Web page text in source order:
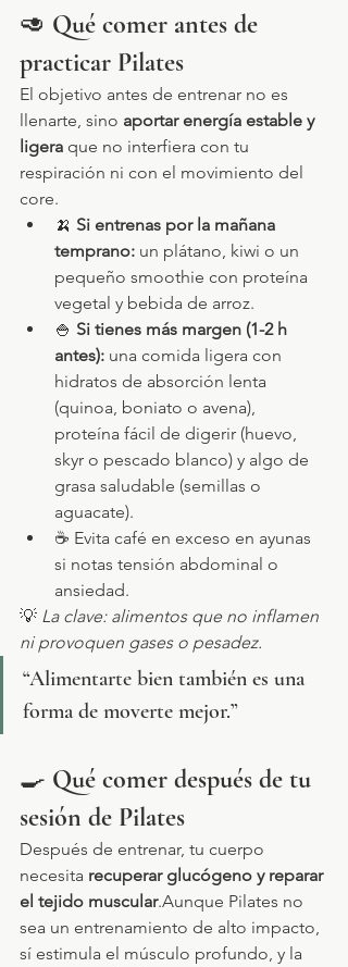
🥑 Qué comer antes de
practicar Pilates
El objetivo antes de entrenar no es
llenarte, sino aportar energía estable y
ligera que no interfiera con tu
respiración ni con el movimiento del
core.
🍌 Si entrenas por la mañana
temprano: un plátano, kiwi o un
pequeño smoothie con proteína
vegetal y bebida de arroz.
🍚 Si tienes más margen (1-2 h
antes): una comida ligera con
hidratos de absorción lenta
(quinoa, boniato o avena),
proteína fácil de digerir (huevo,
skyr o pescado blanco) y algo de
grasa saludable (semillas o
aguacate).
☕ Evita café en exceso en ayunas
si notas tensión abdominal o
ansiedad.
💡 La clave: alimentos que no inflamen
ni provoquen gases o pesadez.
“Alimentarte bien también es una
forma de moverte mejor.”
🍳 Qué comer después de tu
sesión de Pilates
Después de entrenar, tu cuerpo
necesita recuperar glucógeno y reparar
el tejido muscular.Aunque Pilates no
sea un entrenamiento de alto impacto,
sí estimula el músculo profundo, y la